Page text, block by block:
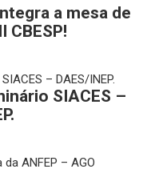
a mesa de
CBESP!
SIACES –